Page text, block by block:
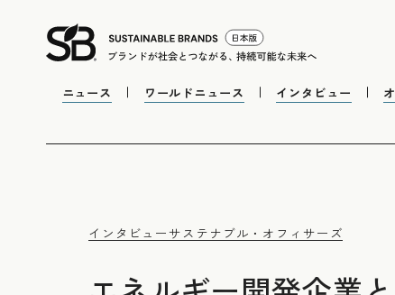
ニュース ワールドニュース インタビュー
インタビューサステナブル・オフィサーズ